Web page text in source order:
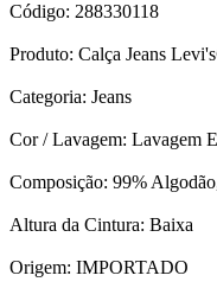
Código: 288330118
Produto: Calça Jeans
Categoria: Jeans
Cor / Lavagem: Lavagem
Composição: 99%
Altura da Cintura: Baixa
Origem: IMPORTADO